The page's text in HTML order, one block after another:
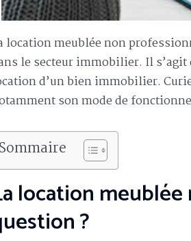
location meublée non
le secteur immobilier. Il
d’un bien immobilier.
son mode de
Sommaire
location
?